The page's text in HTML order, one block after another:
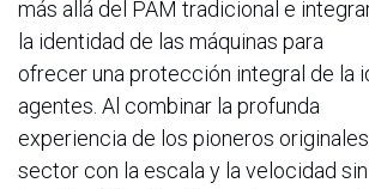
más allá del PAM tradicional e
la identidad de las máquinas para
ofrecer una protección integral de la
agentes. Al combinar la profunda
experiencia de los pioneros
sector con la escala y la velocidad sin